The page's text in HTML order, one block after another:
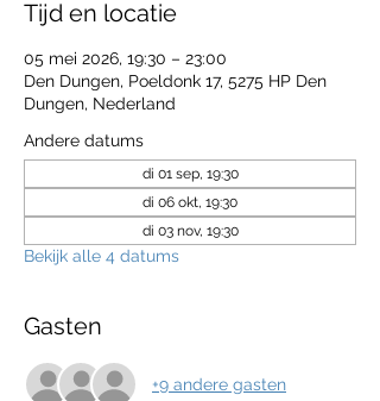
Tijd en locatie
05 mei 2026, 19:30 – 23:00
Den Dungen, Poeldonk 17, 5275 HP Den
Dungen, Nederland
Andere datums
di 01 sep, 19:30
di 06 okt, 19:30
di 03 nov, 19:30
Bekijk alle 4 datums
Gasten
+9 andere gasten